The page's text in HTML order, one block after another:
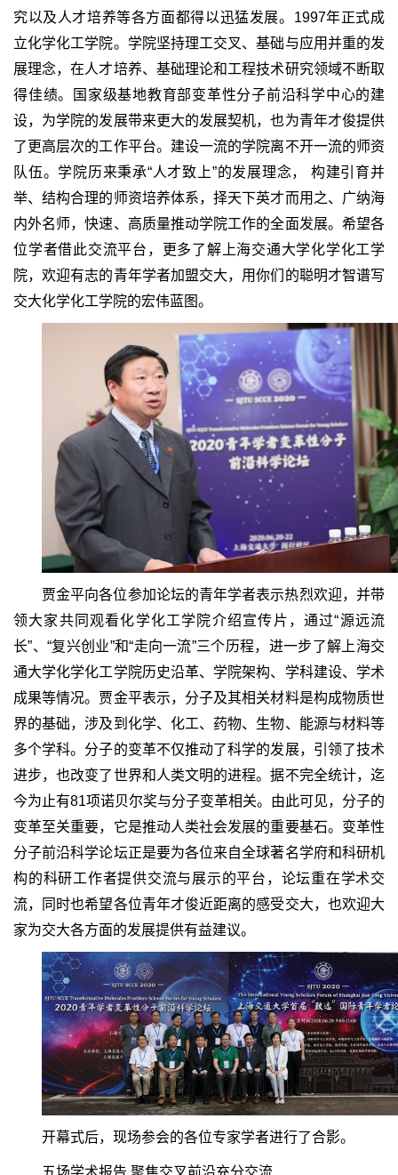
究以及人才培养等各方面都得以迅猛发展。1997年正式成
立化学化工学院。学院坚持理工交叉、基础与应用并重的发
展理念，在人才培养、基础理论和工程技术研究领域不断取
得佳绩。国家级基地教育部变革性分子前沿科学中心的建
设，为学院的发展带来更大的发展契机，也为青年才俊提供
了更高层次的工作平台。建设一流的学院离不开一流的师资
队伍。学院历来秉承“人才致上”的发展理念， 构建引育并
举、结构合理的师资培养体系，择天下英才而用之、广纳海
内外名师，快速、高质量推动学院工作的全面发展。希望各
位学者借此交流平台，更多了解上海交通大学化学化工学
院，欢迎有志的青年学者加盟交大，用你们的聪明才智谱写
交大化学化工学院的宏伟蓝图。
贾金平向各位参加论坛的青年学者表示热烈欢迎，并带
领大家共同观看化学化工学院介绍宣传片，通过“源远流
长”、“复兴创业”和“走向一流”三个历程，进一步了解上海交
通大学化学化工学院历史沿革、学院架构、学科建设、学术
成果等情况。贾金平表示，分子及其相关材料是构成物质世
界的基础，涉及到化学、化工、药物、生物、能源与材料等
多个学科。分子的变革不仅推动了科学的发展，引领了技术
进步，也改变了世界和人类文明的进程。据不完全统计，迄
今为止有81项诺贝尔奖与分子变革相关。由此可见，分子的
变革至关重要，它是推动人类社会发展的重要基石。变革性
分子前沿科学论坛正是要为各位来自全球著名学府和科研机
构的科研工作者提供交流与展示的平台，论坛重在学术交
流，同时也希望各位青年才俊近距离的感受交大，也欢迎大
家为交大各方面的发展提供有益建议。
开幕式后，现场参会的各位专家学者进行了合影。